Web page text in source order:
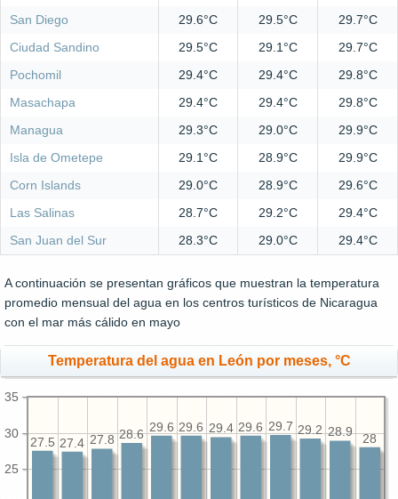
San Diego
29.6°C 29.5°C
29.7°C
Ciudad Sandino
29.5°C 29.1°C
29.7°C
Pochomil
29.4°C 29.4°C
29.8°C
Masachapa
29.4°C 29.4°C
29.8°C
Managua
29.3°C 29.0°C
29.9°C
Isla de Ometepe
29.1°C 28.9°C
29.9°C
Corn Islands
29.0°C 28.9°C
29.6°C
Las Salinas
28.7°C 29.2°C
29.4°C
San Juan del Sur
28.3°C 29.0°C 29.4°C
A continuación se presentan gráficos que muestran la temperatura
promedio mensual del agua en los centros turísticos de Nicaragua
con el mar más cálido en mayo
Temperatura del agua en León por meses, °C
25
30
35
28
28.9
29.2
29.7
29.6
29.4
29.6
29.6
28.6
27.8
27.4
27.5